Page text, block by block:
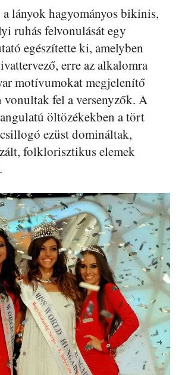
lányok hagyományos bikinis,
ruhás felvonulását egy
egészítette ki, amelyben
erre az alkalomra
motívumokat megjelenítő
fel a versenyzők. A
öltözékekben a tört
ezüst domináltak,
folklorisztikus elemek